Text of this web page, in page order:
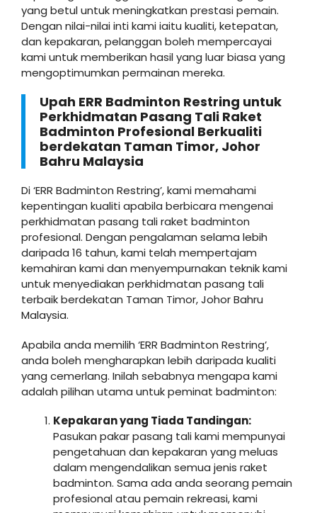
yang betul untuk meningkatkan prestasi pemain.
Dengan nilai-nilai inti kami iaitu kualiti, ketepatan,
dan kepakaran, pelanggan boleh mempercayai
kami untuk memberikan hasil yang luar biasa yang
mengoptimumkan permainan mereka.
Upah ERR Badminton Restring untuk
Perkhidmatan Pasang Tali Raket
Badminton Profesional Berkualiti
berdekatan Taman Timor, Johor
Bahru Malaysia
Di ‘ERR Badminton Restring’, kami memahami
kepentingan kualiti apabila berbicara mengenai
perkhidmatan pasang tali raket badminton
profesional. Dengan pengalaman selama lebih
daripada 16 tahun, kami telah mempertajam
kemahiran kami dan menyempurnakan teknik kami
untuk menyediakan perkhidmatan pasang tali
terbaik berdekatan Taman Timor, Johor Bahru
Malaysia.
Apabila anda memilih ‘ERR Badminton Restring’,
anda boleh mengharapkan lebih daripada kualiti
yang cemerlang. Inilah sebabnya mengapa kami
adalah pilihan utama untuk peminat badminton:
Kepakaran yang Tiada Tandingan:
Pasukan pakar pasang tali kami mempunyai
pengetahuan dan kepakaran yang meluas
dalam mengendalikan semua jenis raket
badminton. Sama ada anda seorang pemain
profesional atau pemain rekreasi, kami